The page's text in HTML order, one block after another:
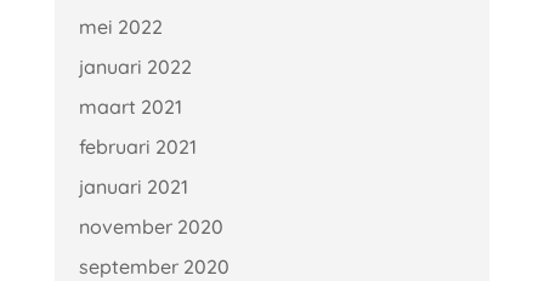
mei 2022
januari 2022
maart 2021
februari 2021
januari 2021
november 2020
september 2020